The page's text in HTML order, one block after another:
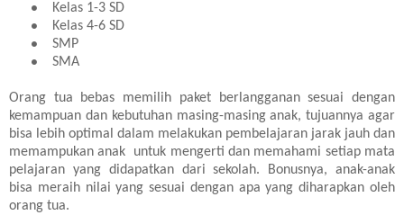
● Kelas 1-3 SD
● Kelas 4-6 SD
● SMP
● SMA
Orang tua bebas memilih paket berlangganan sesuai dengan
kemampuan dan kebutuhan masing-masing anak, tujuannya agar
bisa lebih optimal dalam melakukan pembelajaran jarak jauh dan
memampukan anak untuk mengerti dan memahami setiap mata
pelajaran yang didapatkan dari sekolah. Bonusnya, anak-anak
bisa meraih nilai yang sesuai dengan apa yang diharapkan oleh
orang tua.